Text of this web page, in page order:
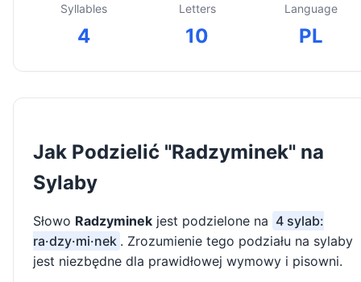
Syllables
4
Letters
10
Language
PL
Jak Podzielić "Radzyminek" na
Sylaby
Słowo Radzyminek jest podzielone na 4 sylab:
ra·dzy·mi·nek . Zrozumienie tego podziału na sylaby
jest niezbędne dla prawidłowej wymowy i pisowni.